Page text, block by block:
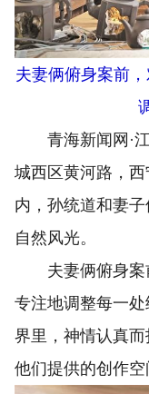
夫妻俩俯身案前
青海新闻网·江
城西区黄河路，
内，孙统道和妻
自然风光。
夫妻俩俯身案
专注地调整每一
界里，神情认真
他们提供的创作空